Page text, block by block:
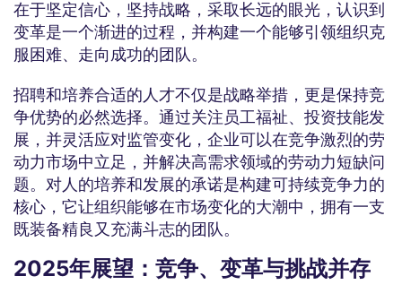
在于坚定信心，坚持战略，采取长远的眼光，认识到
变革是一个渐进的过程，并构建一个能够引领组织克
服困难、走向成功的团队。
招聘和培养合适的人才不仅是战略举措，更是保持竞
争优势的必然选择。通过关注员工福祉、投资技能发
展，并灵活应对监管变化，企业可以在竞争激烈的劳
动力市场中立足，并解决高需求领域的劳动力短缺问
题。对人的培养和发展的承诺是构建可持续竞争力的
核心，它让组织能够在市场变化的大潮中，拥有一支
既装备精良又充满斗志的团队。
2025年展望：竞争、变革与挑战并存